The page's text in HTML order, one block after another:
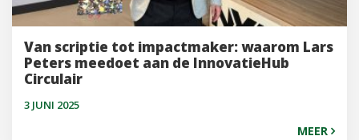
Van scriptie tot impactmaker: waarom Lars
Peters meedoet aan de InnovatieHub
Circulair
3 JUNI 2025
MEER